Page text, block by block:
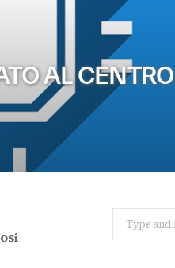
AL CENTRO
for: